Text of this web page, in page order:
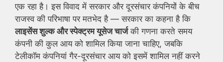
एक रहा है। इस विवाद में सरकार और दूरसंचार कंपनियों के बीच
राजस्व की परिभाषा पर मतभेद है — सरकार का कहना है कि
लाइसेंस शुल्क और स्पेक्ट्रम यूसेज चार्जकी गणना करते समय
कंपनी की कुल आय को शामिल किया जाना चाहिए, जबकि
टेलीकॉम कंपनियां गैर-दूरसंचार आय को इसमें शामिल नहीं करने